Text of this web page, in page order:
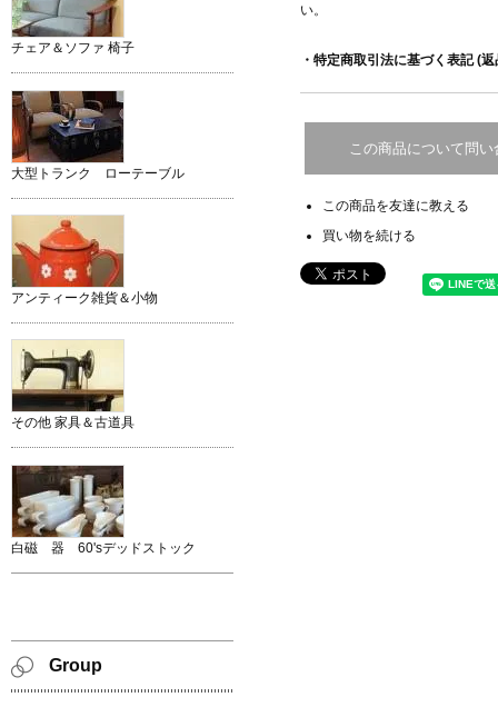
い。
・特定商取引法に基づく表記 (
この商品について問
この商品を友達に教える
買い物を続ける
チェア＆ソファ 椅子
大型トランク ローテーブル
アンティーク雑貨＆小物
その他 家具＆古道具
白磁 器 60'sデッドストック
Group